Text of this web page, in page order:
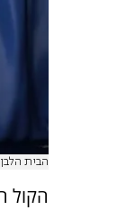
הבית הלבן
הקול